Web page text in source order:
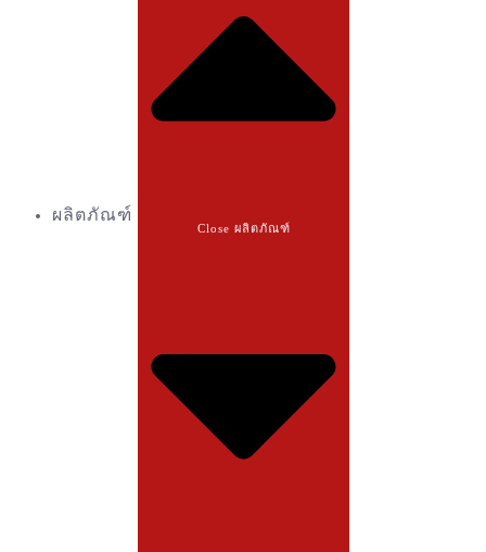
ผลิตภัณฑ์
Close ผลิตภัณฑ์